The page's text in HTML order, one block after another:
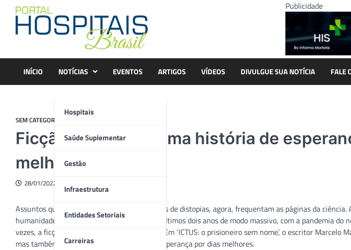
content
Publicidade
INÍCIO NOTÍCIAS
Hospitais
Saúde Suplementar
Gestão
Infraestrutura
Entidades Setoriais
Carreiras
EVENTOS ARTIGOS VÍDEOS DIVULGUE SUA NOTÍCIA FALE
SEM CATEGORIA
Ficção-realidade: uma história de
melhores
28/01/2022
Assuntos que antes eram exclusivos dos livros de distopias, agora, frequentam as páginas da ciência.
humanidade presenciou este fenômeno nos últimos dois anos de modo massivo, com a pandemia do
vezes, a ficção se confundiu com a realidade. Em ‘ICTUS: o prisioneiro sem nome’, o escritor Marcelo
mas também transmite uma mensagem de esperança por dias melhores.